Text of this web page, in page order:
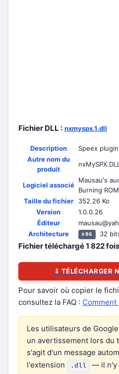
Fichier DLL : nxmyspx.1.dll
Description
Speex
Autre nom du
produit
nxMySPX.DLL
Logiciel associé
Mausau's
Burning ROM
Taille du fichier
352.26 Ko
Version
1.0.0.26
Éditeur
Architecture
x86 32
Fichier téléchargé1 822fois
⇓ TÉLÉCHARGER
Pour savoir où copier le
consultez la FAQ :
Les utilisateurs de
un avertissement lors du
s'agit d'un message
l'extension
.dll
— il n'y